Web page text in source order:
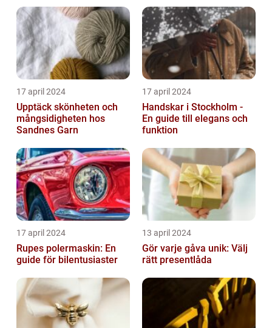
17 april 2024
Upptäck skönheten och
mångsidigheten hos
Sandnes Garn
17 april 2024
Handskar i Stockholm -
En guide till elegans och
funktion
17 april 2024
Rupes polermaskin: En
guide för bilentusiaster
13 april 2024
Gör varje gåva unik: Välj
rätt presentlåda